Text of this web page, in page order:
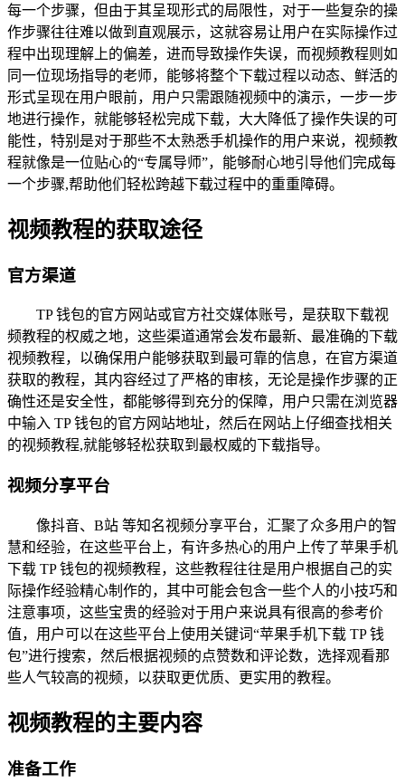
每一个步骤，但由于其呈现形式的局限性，对于一些复杂的操
作步骤往往难以做到直观展示，这就容易让用户在实际操作过
程中出现理解上的偏差，进而导致操作失误，而视频教程则如
同一位现场指导的老师，能够将整个下载过程以动态、鲜活的
形式呈现在用户眼前，用户只需跟随视频中的演示，一步一步
地进行操作，就能够轻松完成下载，大大降低了操作失误的可
能性，特别是对于那些不太熟悉手机操作的用户来说，视频教
程就像是一位贴心的“专属导师”，能够耐心地引导他们完成每
一个步骤,帮助他们轻松跨越下载过程中的重重障碍。
视频教程的获取途径
官方渠道
TP 钱包的官方网站或官方社交媒体账号，是获取下载视
频教程的权威之地，这些渠道通常会发布最新、最准确的下载
视频教程，以确保用户能够获取到最可靠的信息，在官方渠道
获取的教程，其内容经过了严格的审核，无论是操作步骤的正
确性还是安全性，都能够得到充分的保障，用户只需在浏览器
中输入 TP 钱包的官方网站地址，然后在网站上仔细查找相关
的视频教程,就能够轻松获取到最权威的下载指导。
视频分享平台
像抖音、B站 等知名视频分享平台，汇聚了众多用户的智
慧和经验，在这些平台上，有许多热心的用户上传了苹果手机
下载 TP 钱包的视频教程，这些教程往往是用户根据自己的实
际操作经验精心制作的，其中可能会包含一些个人的小技巧和
注意事项，这些宝贵的经验对于用户来说具有很高的参考价
值，用户可以在这些平台上使用关键词“苹果手机下载 TP 钱
包”进行搜索，然后根据视频的点赞数和评论数，选择观看那
些人气较高的视频，以获取更优质、更实用的教程。
视频教程的主要内容
准备工作